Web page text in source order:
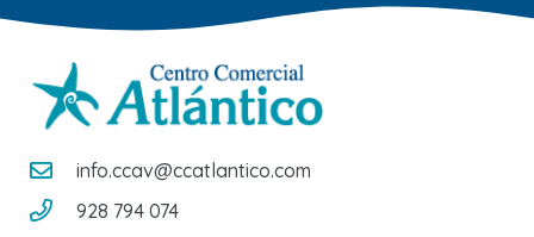
info.ccav@ccatlantico.com
928 794 074